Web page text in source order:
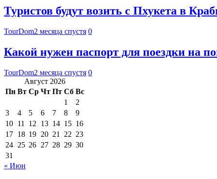
Туристов будут возить с Пхукета в
TourDom2 месяца спустя 0
Какой нужен паспорт для поездки на
TourDom2 месяца спустя 0
Август 2026
Пн Вт Ср Чт Пт Сб Вс
1
2
3
4 5 6 7 8
9
10 11 12 13 14 15 16
17 18 19 20 21 22 23
24 25 26 27 28 29 30
31
« Июн